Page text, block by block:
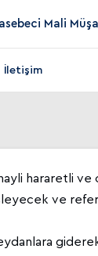
Mali
İletişim
hararetli
ve